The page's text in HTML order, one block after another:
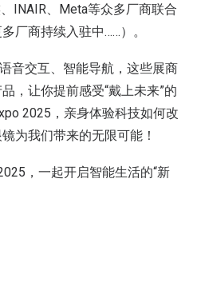
INAIR、Meta等众多厂商联合
厂商持续入驻中……）。
音交互、智能导航，这些展商
，让你提前感受“戴上未来”的
2025，亲身体验科技如何改
为我们带来的无限可能！
，一起开启智能生活的“新